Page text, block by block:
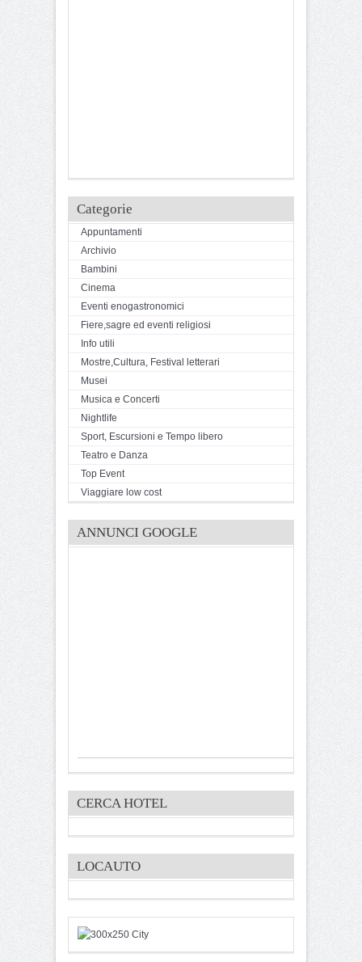
Categorie
Appuntamenti
Archivio
Bambini
Cinema
Eventi enogastronomici
Fiere,sagre ed eventi religiosi
Info utili
Mostre,Cultura, Festival letterari
Musei
Musica e Concerti
Nightlife
Sport, Escursioni e Tempo libero
Teatro e Danza
Top Event
Viaggiare low cost
ANNUNCI GOOGLE
CERCA HOTEL
LOCAUTO